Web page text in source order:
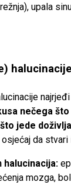
upala
halucinacije
nečega
jede
da
halucinacija:
mozga,